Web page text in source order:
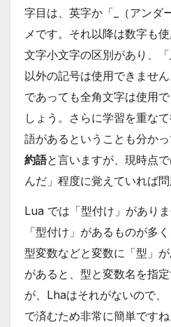
字目は、英字か「_（アンダ
メです。それ以降は数字も
文字小文字の区別があり、「
以外の記号は使用できませ
であっても全角文字は使用
しょう。さらに学習を重な
語があるということも分か
約語と言いますが、現時点
んだ」程度に覚えていれば問
Lua では「型付け」があり
「型付け」があるものが多
型変数などと変数に「型」が
があると、型と変数名を指
が、Lhaはそれがないので
で済むため非常に簡単です